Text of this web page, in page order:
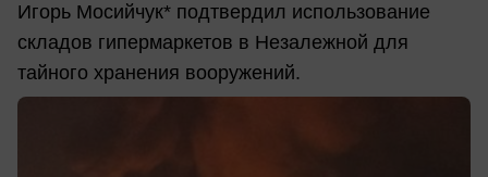
Игорь Мосийчук* подтвердил использование
складов гипермаркетов в Незалежной для
тайного хранения вооружений.